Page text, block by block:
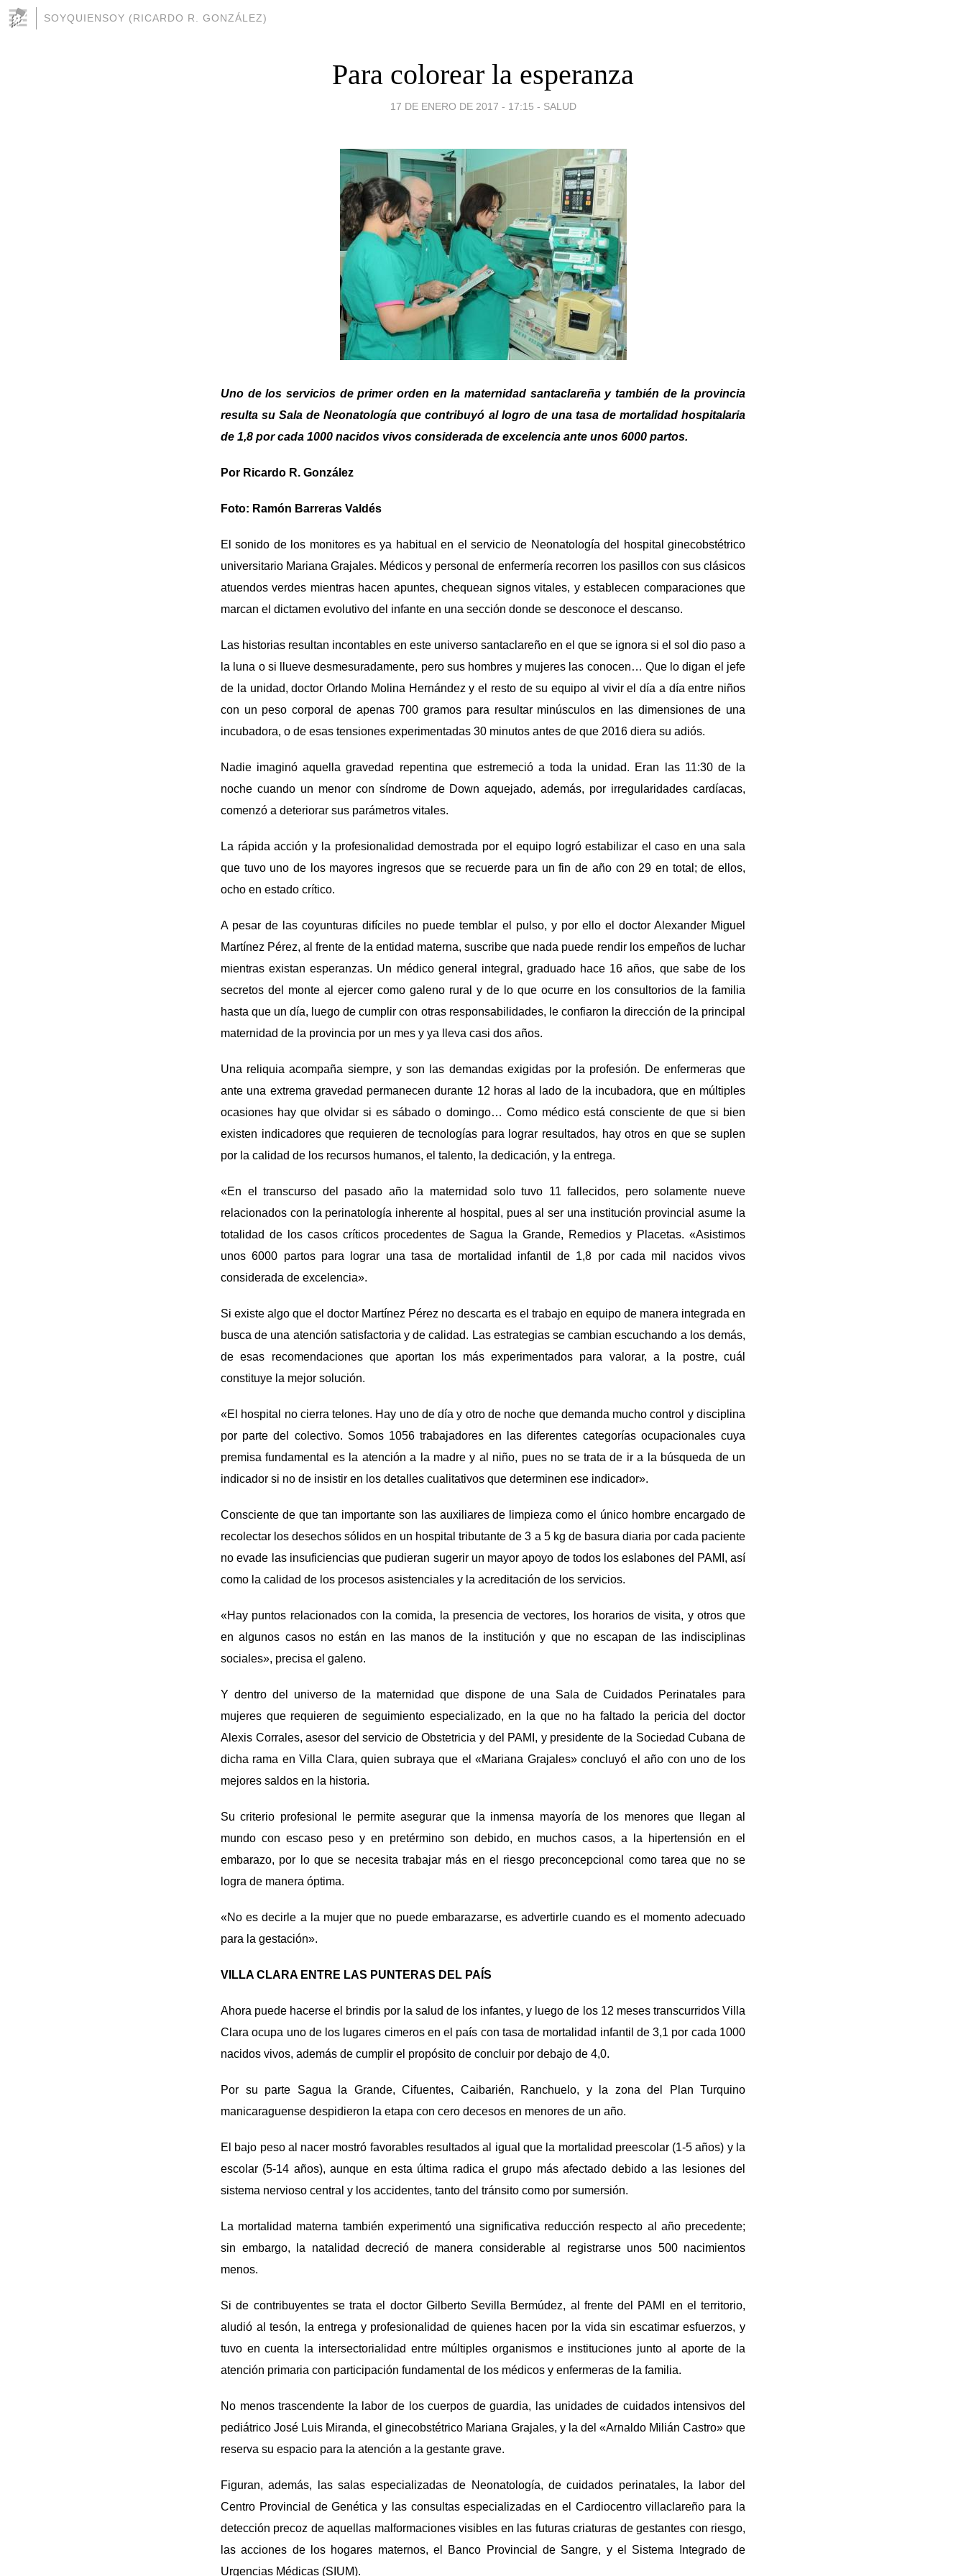
SOYQUIENSOY (RICARDO R. GONZÁLEZ)
Para colorear la esperanza
17 DE ENERO DE 2017 - 17:15 - SALUD
Uno de los servicios de primer orden en la maternidad santaclareña y también de la provincia
resulta su Sala de Neonatología que contribuyó al logro de una tasa de mortalidad hospitalaria
de 1,8 por cada 1000 nacidos vivos considerada de excelencia ante unos 6000 partos.
Por Ricardo R. González
Foto: Ramón Barreras Valdés
El sonido de los monitores es ya habitual en el servicio de Neonatología del hospital ginecobstétrico
universitario Mariana Grajales. Médicos y personal de enfermería recorren los pasillos con sus clásicos
atuendos verdes mientras hacen apuntes, chequean signos vitales, y establecen comparaciones que
marcan el dictamen evolutivo del infante en una sección donde se desconoce el descanso.
Las historias resultan incontables en este universo santaclareño en el que se ignora si el sol dio paso a
la luna o si llueve desmesuradamente, pero sus hombres y mujeres las conocen… Que lo digan el jefe
de la unidad, doctor Orlando Molina Hernández y el resto de su equipo al vivir el día a día entre niños
con un peso corporal de apenas 700 gramos para resultar minúsculos en las dimensiones de una
incubadora, o de esas tensiones experimentadas 30 minutos antes de que 2016 diera su adiós.
Nadie imaginó aquella gravedad repentina que estremeció a toda la unidad. Eran las 11:30 de la
noche cuando un menor con síndrome de Down aquejado, además, por irregularidades cardíacas,
comenzó a deteriorar sus parámetros vitales.
La rápida acción y la profesionalidad demostrada por el equipo logró estabilizar el caso en una sala
que tuvo uno de los mayores ingresos que se recuerde para un fin de año con 29 en total; de ellos,
ocho en estado crítico.
A pesar de las coyunturas difíciles no puede temblar el pulso, y por ello el doctor Alexander Miguel
Martínez Pérez, al frente de la entidad materna, suscribe que nada puede rendir los empeños de luchar
mientras existan esperanzas. Un médico general integral, graduado hace 16 años, que sabe de los
secretos del monte al ejercer como galeno rural y de lo que ocurre en los consultorios de la familia
hasta que un día, luego de cumplir con otras responsabilidades, le confiaron la dirección de la principal
maternidad de la provincia por un mes y ya lleva casi dos años.
Una reliquia acompaña siempre, y son las demandas exigidas por la profesión. De enfermeras que
ante una extrema gravedad permanecen durante 12 horas al lado de la incubadora, que en múltiples
ocasiones hay que olvidar si es sábado o domingo… Como médico está consciente de que si bien
existen indicadores que requieren de tecnologías para lograr resultados, hay otros en que se suplen
por la calidad de los recursos humanos, el talento, la dedicación, y la entrega.
«En el transcurso del pasado año la maternidad solo tuvo 11 fallecidos, pero solamente nueve
relacionados con la perinatología inherente al hospital, pues al ser una institución provincial asume la
totalidad de los casos críticos procedentes de Sagua la Grande, Remedios y Placetas. «Asistimos
unos 6000 partos para lograr una tasa de mortalidad infantil de 1,8 por cada mil nacidos vivos
considerada de excelencia».
Si existe algo que el doctor Martínez Pérez no descarta es el trabajo en equipo de manera integrada en
busca de una atención satisfactoria y de calidad. Las estrategias se cambian escuchando a los demás,
de esas recomendaciones que aportan los más experimentados para valorar, a la postre, cuál
constituye la mejor solución.
«El hospital no cierra telones. Hay uno de día y otro de noche que demanda mucho control y disciplina
por parte del colectivo. Somos 1056 trabajadores en las diferentes categorías ocupacionales cuya
premisa fundamental es la atención a la madre y al niño, pues no se trata de ir a la búsqueda de un
indicador si no de insistir en los detalles cualitativos que determinen ese indicador».
Consciente de que tan importante son las auxiliares de limpieza como el único hombre encargado de
recolectar los desechos sólidos en un hospital tributante de 3 a 5 kg de basura diaria por cada paciente
no evade las insuficiencias que pudieran sugerir un mayor apoyo de todos los eslabones del PAMI, así
como la calidad de los procesos asistenciales y la acreditación de los servicios.
«Hay puntos relacionados con la comida, la presencia de vectores, los horarios de visita, y otros que
en algunos casos no están en las manos de la institución y que no escapan de las indisciplinas
sociales», precisa el galeno.
Y dentro del universo de la maternidad que dispone de una Sala de Cuidados Perinatales para
mujeres que requieren de seguimiento especializado, en la que no ha faltado la pericia del doctor
Alexis Corrales, asesor del servicio de Obstetricia y del PAMI, y presidente de la Sociedad Cubana de
dicha rama en Villa Clara, quien subraya que el «Mariana Grajales» concluyó el año con uno de los
mejores saldos en la historia.
Su criterio profesional le permite asegurar que la inmensa mayoría de los menores que llegan al
mundo con escaso peso y en pretérmino son debido, en muchos casos, a la hipertensión en el
embarazo, por lo que se necesita trabajar más en el riesgo preconcepcional como tarea que no se
logra de manera óptima.
«No es decirle a la mujer que no puede embarazarse, es advertirle cuando es el momento adecuado
para la gestación».
VILLA CLARA ENTRE LAS PUNTERAS DEL PAÍS
Ahora puede hacerse el brindis por la salud de los infantes, y luego de los 12 meses transcurridos Villa
Clara ocupa uno de los lugares cimeros en el país con tasa de mortalidad infantil de 3,1 por cada 1000
nacidos vivos, además de cumplir el propósito de concluir por debajo de 4,0.
Por su parte Sagua la Grande, Cifuentes, Caibarién, Ranchuelo, y la zona del Plan Turquino
manicaraguense despidieron la etapa con cero decesos en menores de un año.
El bajo peso al nacer mostró favorables resultados al igual que la mortalidad preescolar (1-5 años) y la
escolar (5-14 años), aunque en esta última radica el grupo más afectado debido a las lesiones del
sistema nervioso central y los accidentes, tanto del tránsito como por sumersión.
La mortalidad materna también experimentó una significativa reducción respecto al año precedente;
sin embargo, la natalidad decreció de manera considerable al registrarse unos 500 nacimientos
menos.
Si de contribuyentes se trata el doctor Gilberto Sevilla Bermúdez, al frente del PAMI en el territorio,
aludió al tesón, la entrega y profesionalidad de quienes hacen por la vida sin escatimar esfuerzos, y
tuvo en cuenta la intersectorialidad entre múltiples organismos e instituciones junto al aporte de la
atención primaria con participación fundamental de los médicos y enfermeras de la familia.
No menos trascendente la labor de los cuerpos de guardia, las unidades de cuidados intensivos del
pediátrico José Luis Miranda, el ginecobstétrico Mariana Grajales, y la del «Arnaldo Milián Castro» que
reserva su espacio para la atención a la gestante grave.
Figuran, además, las salas especializadas de Neonatología, de cuidados perinatales, la labor del
Centro Provincial de Genética y las consultas especializadas en el Cardiocentro villaclareño para la
detección precoz de aquellas malformaciones visibles en las futuras criaturas de gestantes con riesgo,
las acciones de los hogares maternos, el Banco Provincial de Sangre, y el Sistema Integrado de
Urgencias Médicas (SIUM).